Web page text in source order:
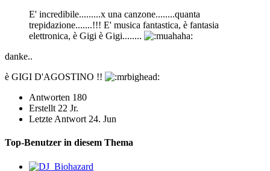
E' incredibile.........x una canzone........quanta
trepidazione.......!!! E' musica fantastica, è fantasia
elettronica, è Gigi è Gigi........
danke..
è GIGI D'AGOSTINO !!
Antworten 180
Erstellt 22 Jr.
Letzte Antwort 24. Jun
Top-Benutzer in diesem Thema